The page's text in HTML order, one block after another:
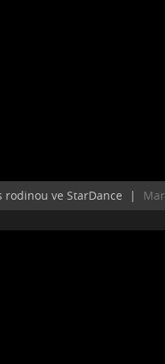
rodinou ve StarDance |